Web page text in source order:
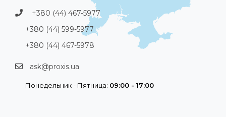
+380 (44) 467-5977
+380 (44) 599-5977
+380 (44) 467-5978
ask@proxis.ua
Понедельник - Пятница: 09:00 - 17:00